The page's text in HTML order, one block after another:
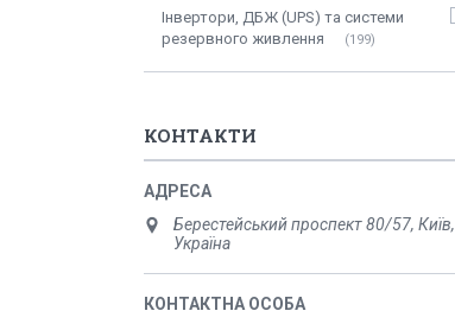
Інвертори, ДБЖ (UPS) та системи
резервного живлення
199
КОНТАКТИ
Берестейський проспект 80/57, Київ,
Україна